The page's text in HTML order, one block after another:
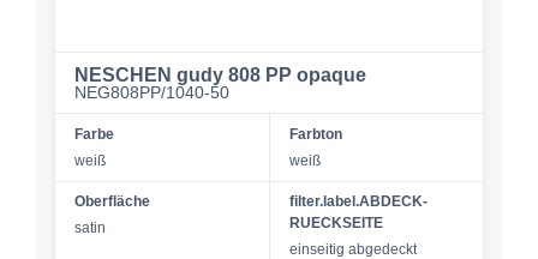
NESCHEN gudy 808 PP opaque
NEG808PP/1040-50
Farbe
weiß
Farbton
weiß
Oberfläche
satin
filter.label.ABDECK-
RUECKSEITE
einseitig abgedeckt